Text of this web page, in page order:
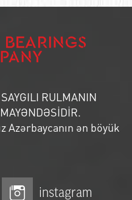
RULMANIN
Azərbaycanın ən böyük
instagram